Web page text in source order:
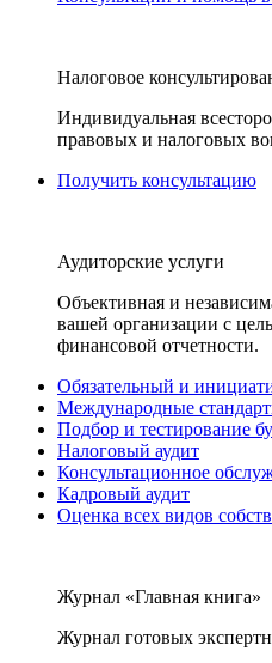
Налоговое
Индивидуальная
правовых и налоговых
Получить консультацию
Аудиторские услуги
Объективная и
вашей организации с
финансовой отчетности.
Обязательный и
Международные
Подбор и тестирование
Налоговый аудит
Консультационное
Кадровый аудит
Оценка всех видов
Журнал «Главная книга»
Журнал готовых